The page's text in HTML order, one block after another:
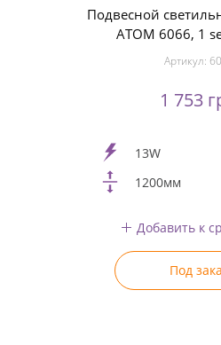
Подвесной
ATOM 6066, 1
Артикул:
1 753
13W
1200мм
Добавить к
Под